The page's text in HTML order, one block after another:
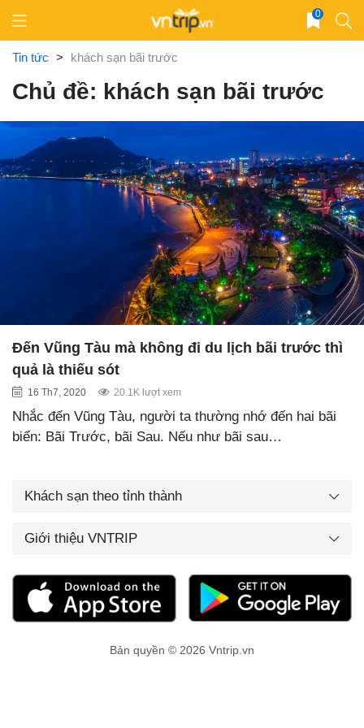
content
0
Tin tức > khách sạn bãi trước
Chủ đề: khách sạn bãi trước
Đến Vũng Tàu mà không đi du lịch bãi trước thì
quả là thiếu sót
16 Th7, 2020 20.1K lượt xem
Nhắc đến Vũng Tàu, người ta thường nhớ đến hai bãi
biển: Bãi Trước, bãi Sau. Nếu như bãi sau…
Khách sạn theo tỉnh thành
Giới thiệu VNTRIP
Bản quyền © 2026 Vntrip.vn